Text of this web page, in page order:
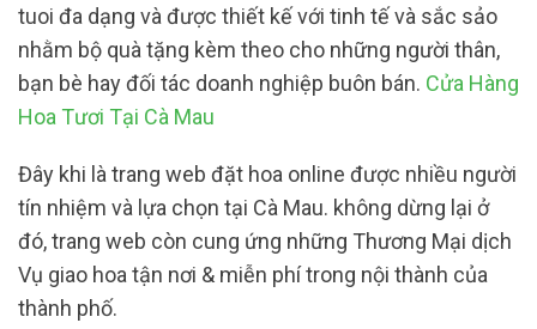
tuoi đa dạng và được thiết kế với tinh tế và sắc sảo
nhằm bộ quà tặng kèm theo cho những người thân,
bạn bè hay đối tác doanh nghiệp buôn bán. Cửa Hàng
Hoa Tươi Tại Cà Mau
Đây khi là trang web đặt hoa online được nhiều người
tín nhiệm và lựa chọn tại Cà Mau. không dừng lại ở
đó, trang web còn cung ứng những Thương Mại dịch
Vụ giao hoa tận nơi & miễn phí trong nội thành của
thành phố.